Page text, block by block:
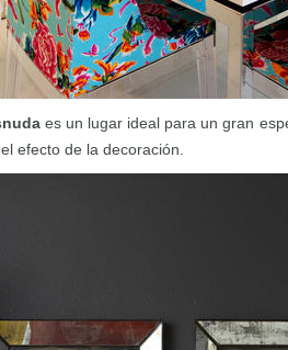
es un lugar ideal para un gran
efecto de la decoración.